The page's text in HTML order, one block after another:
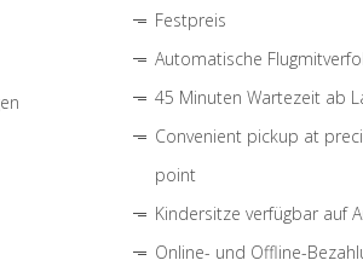
Festpreis
Automatische
45 Minuten Wartezeit ab
Convenient pickup at
point
Kindersitze verfügbar auf
Online- und Offline-